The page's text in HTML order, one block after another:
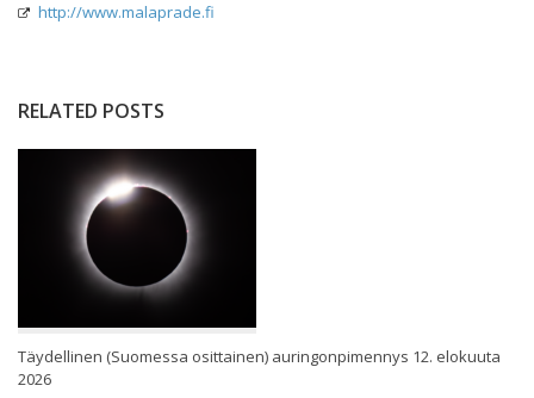
http://www.malaprade.fi
RELATED POSTS
Täydellinen (Suomessa osittainen) auringonpimennys 12. elokuuta
2026